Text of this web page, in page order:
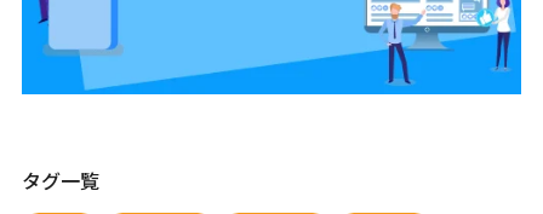
タグ一覧